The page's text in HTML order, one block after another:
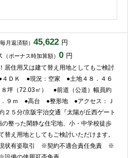
毎月返済額） 45,622 円
（ボーナス時加算額） 0 円
居住用又は建て替え用地としてもご検討
ＤＫ ●現況：空家 ●土地４８．４６
８坪（72.03㎡） ●前道（公道）幅員約
．９ｍ ●高台 ●整形地 ●アクセス：Ｊ
２５分/京阪宇治交通『太陽が丘西ゲート
整った閑静な住宅地、小・中学校徒歩
え用地としてもご検討いただけます。
有姿取引 ※契約不適合責任免責 ※